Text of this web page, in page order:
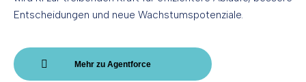
Entscheidungen und neue Wachstumspotenziale.
Mehr zu Agentforce